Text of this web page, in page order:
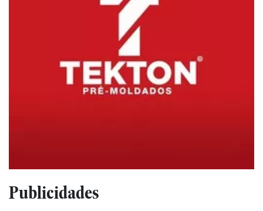
Publicidades